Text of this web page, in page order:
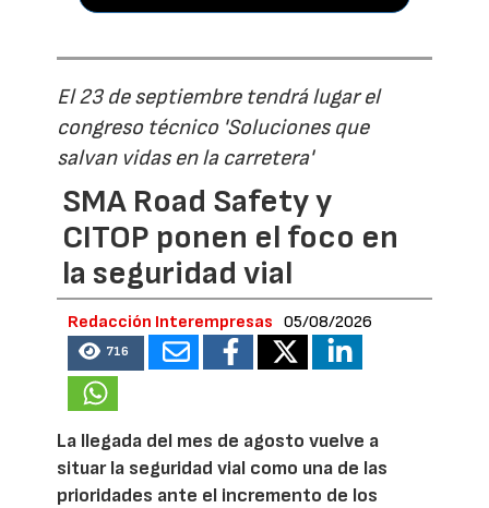
El 23 de septiembre tendrá lugar el
congreso técnico 'Soluciones que
salvan vidas en la carretera'
SMA Road Safety y
CITOP ponen el foco en
la seguridad vial
Redacción Interempresas 05/08/2026
716
La llegada del mes de agosto vuelve a
situar la seguridad vial como una de las
prioridades ante el incremento de los